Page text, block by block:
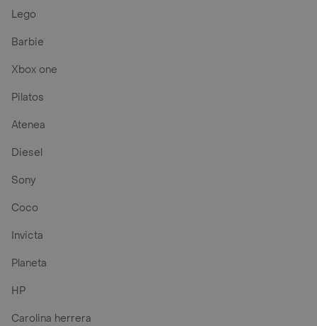
Lego
Barbie
Xbox one
Pilatos
Atenea
Diesel
Sony
Coco
Invicta
Planeta
HP
Carolina herrera